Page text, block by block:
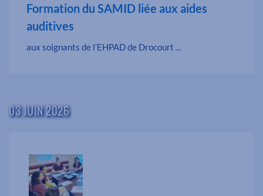
Formation du SAMID liée aux aides
auditives
aux soignants de l’EHPAD de Drocourt ...
03 JUIN 2026